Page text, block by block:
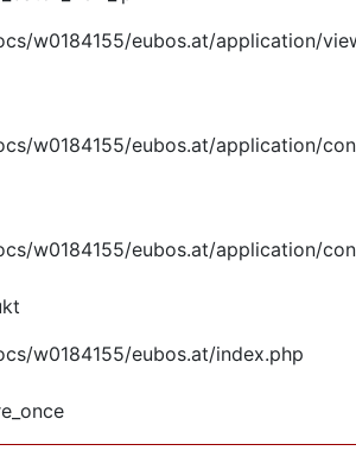
w0184155/eubos.at/application/
w0184155/eubos.at/application/
w0184155/eubos.at/application/
w0184155/eubos.at/index.php